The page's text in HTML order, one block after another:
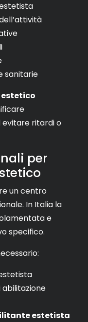
sanitarie
ritardi o
per
un centro
In Italia la
e
specifico.
estetista